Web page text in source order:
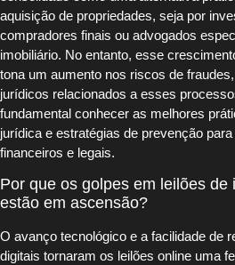
aquisição de propriedades, seja por
compradores finais ou advogados
imobiliário. No entanto, esse
tona um aumento nos riscos de
jurídicos relacionados a esses
fundamental conhecer as melhores
jurídica e estratégias de prevenção
financeiros e legais.
Por que os golpes em leilões de
estão em ascensão?
O avanço tecnológico e a facilidade de
digitais tornaram os leilões online uma